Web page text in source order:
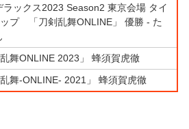
ラックス2023 Season2 東京会場 タイ
ップ 「刀剣乱舞ONLINE」 優勝 - た
乱舞ONLINE 2023」 蜂須賀虎徹
乱舞-ONLINE- 2021」 蜂須賀虎徹